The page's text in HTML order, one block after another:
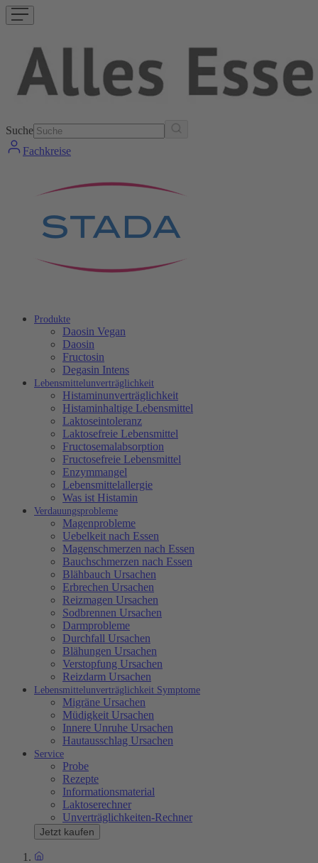
Suche
Fachkreise
Produkte
Daosin Vegan
Daosin
Fructosin
Degasin Intens
Lebensmittelunverträglichkeit
Histaminunverträglichkeit
Histaminhaltige Lebensmittel
Laktoseintoleranz
Laktosefreie Lebensmittel
Fructosemalabsorption
Fructosefreie Lebensmittel
Enzymmangel
Lebensmittelallergie
Was ist Histamin
Verdauungsprobleme
Magenprobleme
Uebelkeit nach Essen
Magenschmerzen nach Essen
Bauchschmerzen nach Essen
Blähbauch Ursachen
Erbrechen Ursachen
Reizmagen Ursachen
Sodbrennen Ursachen
Darmprobleme
Durchfall Ursachen
Blähungen Ursachen
Verstopfung Ursachen
Reizdarm Ursachen
Lebensmittelunverträglichkeit Symptome
Migräne Ursachen
Müdigkeit Ursachen
Innere Unruhe Ursachen
Hautausschlag Ursachen
Service
Probe
Rezepte
Informationsmaterial
Laktoserechner
Unverträglichkeiten-Rechner
Jetzt kaufen